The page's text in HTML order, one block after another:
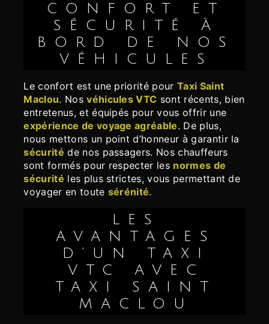
CONFORT ET
SÉCURITÉ À
BORD DE NOS
VÉHICULES
Le confort est une priorité pour Taxi Saint
Maclou. Nosvéhicules VTC sont récents, bien
entretenus, et équipés pour vous offrir une
expérience de voyage agréable. De plus,
nous mettons un point d’honneur à garantir la
sécurité de nos passagers. Nos chauffeurs
sont formés pour respecter les normes de
sécurité les plus strictes, vous permettant de
voyager en toute sérénité.
LES
AVANTAGES
D’UN TAXI
VTC AVEC
TAXI SAINT
MACLOU